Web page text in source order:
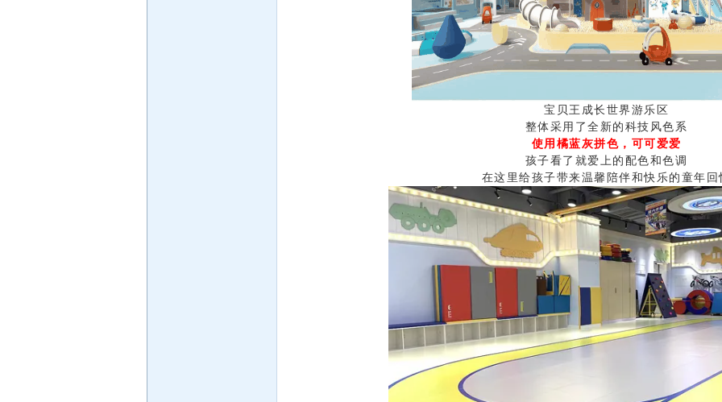
宝贝王成长世界游乐区
整体采用了全新的科技风色系
使用橘蓝灰拼色，可可爱爱
孩子看了就爱上的配色和色调
在这里给孩子带来温馨陪伴和快乐的童年回